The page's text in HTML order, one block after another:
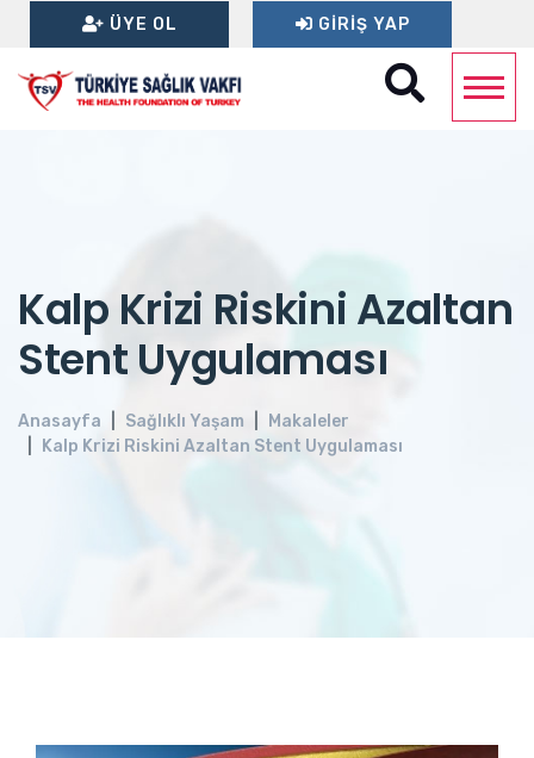
ÜYE OL GIRIŞ YAP
Kalp Krizi Riskini Azaltan
Stent Uygulaması
Anasayfa Sağlıklı Yaşam
Makaleler
Kalp Krizi Riskini Azaltan Stent Uygulaması